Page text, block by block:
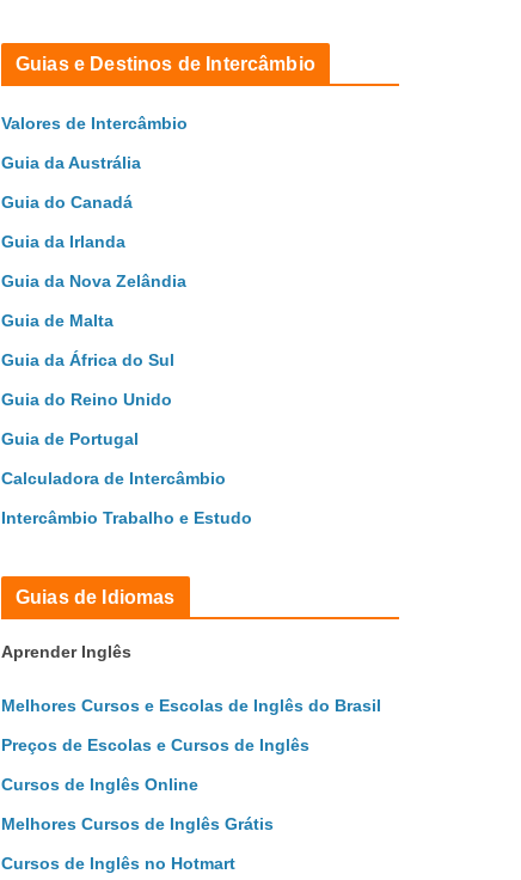
Guias e Destinos de Intercâmbio
Valores de Intercâmbio
Guia da Austrália
Guia do Canadá
Guia da Irlanda
Guia da Nova Zelândia
Guia de Malta
Guia da África do Sul
Guia do Reino Unido
Guia de Portugal
Calculadora de Intercâmbio
Intercâmbio Trabalho e Estudo
Guias de Idiomas
Aprender Inglês
Melhores Cursos e Escolas de Inglês do Brasil
Preços de Escolas e Cursos de Inglês
Cursos de Inglês Online
Melhores Cursos de Inglês Grátis
Cursos de Inglês no Hotmart